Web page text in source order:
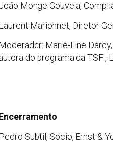
João Monge Gouveia,
Laurent Marionnet, Diretor
Moderador: Marie-Line
autora do programa da TSF ,
Encerramento
Pedro Subtil, Sócio, Ernst &